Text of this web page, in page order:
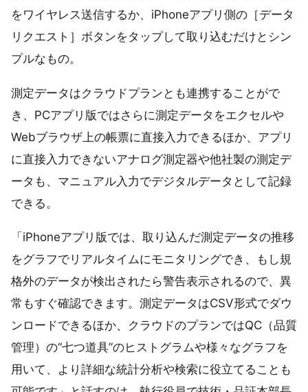
をワイヤレス送信するか、iPhoneアプリ側の［データ
リクエスト］ボタンをタップして取り込むだけとシン
プルなもの。
測定データはクラウドプランとも連携することがで
き、PCアプリ版ではさらに測定データをエクセルや
Webブラウザ上の帳票に直接入力できるほか、アプリ
に直接入力できないアナログ測定器や他社製の測定デ
ータも、マニュアル入力でデジタルデータとして記録
できる。
「iPhoneアプリ版では、取り込んだ測定データの推移
をグラフでリアルタイムにモニタリングでき、もし規
格外のデータが検出されたら警告表示されるので、異
常もすぐ確認できます。測定データはCSV形式でダウ
ンロードできるほか、クラウドのプランではQC（品質
管理）の“七つ道具”のヒストグラムや様々なグラフを
用いて、より詳細な統計分析や検索に役立てることも